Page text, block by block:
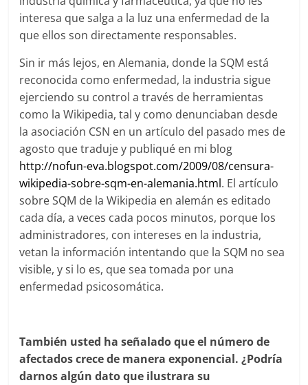
interesa que salga a la luz una enfermedad de la
que ellos son directamente responsables.
Sin ir más lejos, en Alemania, donde la SQM está
reconocida como enfermedad, la industria sigue
ejerciendo su control a través de herramientas
como la Wikipedia, tal y como denunciaban desde
la asociación CSN en un artículo del pasado mes de
agosto que traduje y publiqué en mi blog
http://nofun-eva.blogspot.com/2009/08/censura-
wikipedia-sobre-sqm-en-alemania.html. El artículo
sobre SQM de la Wikipedia en alemán es editado
cada día, a veces cada pocos minutos, porque los
administradores, con intereses en la industria,
vetan la información intentando que la SQM no sea
visible, y si lo es, que sea tomada por una
enfermedad psicosomática.
También usted ha señalado que el número de
afectados crece de manera exponencial. ¿Podría
darnos algún dato que ilustrara su